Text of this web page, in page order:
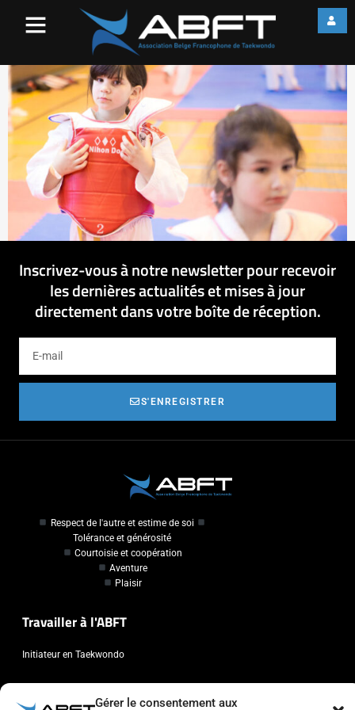
Gérer le consentement aux
Inscrivez-vous à notre newsletter pour recevoir
les dernières actualités et mises à jour
directement dans votre boîte de réception.
S'ENREGISTRER
Respect de l'autre et estime de soi
Tolérance et générosité
Courtoisie et coopération
Aventure
Plaisir
Travailler à l'ABFT
Initiateur en Taekwondo